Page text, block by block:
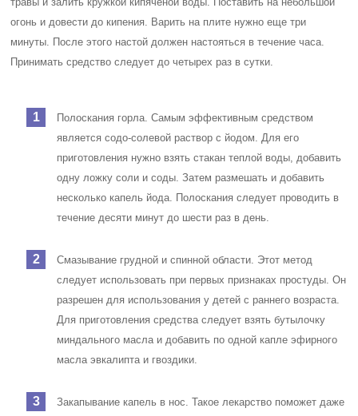
огонь и довести до кипения. Варить на плите нужно еще три
минуты. После этого настой должен настояться в течение часа.
Принимать средство следует до четырех раз в сутки.
Полоскания горла. Самым эффективным средством
является содо-солевой раствор с йодом. Для его
приготовления нужно взять стакан теплой воды, добавить
одну ложку соли и соды. Затем размешать и добавить
несколько капель йода. Полоскания следует проводить в
течение десяти минут до шести раз в день.
Смазывание грудной и спинной области. Этот метод
следует использовать при первых признаках простуды. Он
разрешен для использования у детей с раннего возраста.
Для приготовления средства следует взять бутылочку
миндального масла и добавить по одной капле эфирного
масла эвкалипта и гвоздики.
Закапывание капель в нос. Такое лекарство поможет даже